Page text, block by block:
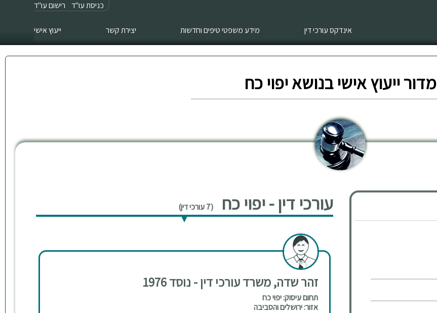
כניסת עו"ד רישום עו"ד
אינדקס עורכי דין מידע משפטי טיפים וחדשות יצירת קשר ייעוץ אישי
מדור ייעוץ אישי בנושא יפוי כח
עורכי דין - יפוי כח (7 עורכי דין)
זהר שדה, משרד עורכי דין - נוסד 1976
תחום עיסוק: יפוי כח
אזור: ירושלים והסביבה